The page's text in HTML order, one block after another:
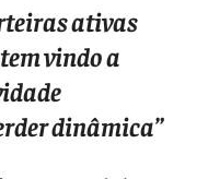
ativas
vindo a
dinâmica”